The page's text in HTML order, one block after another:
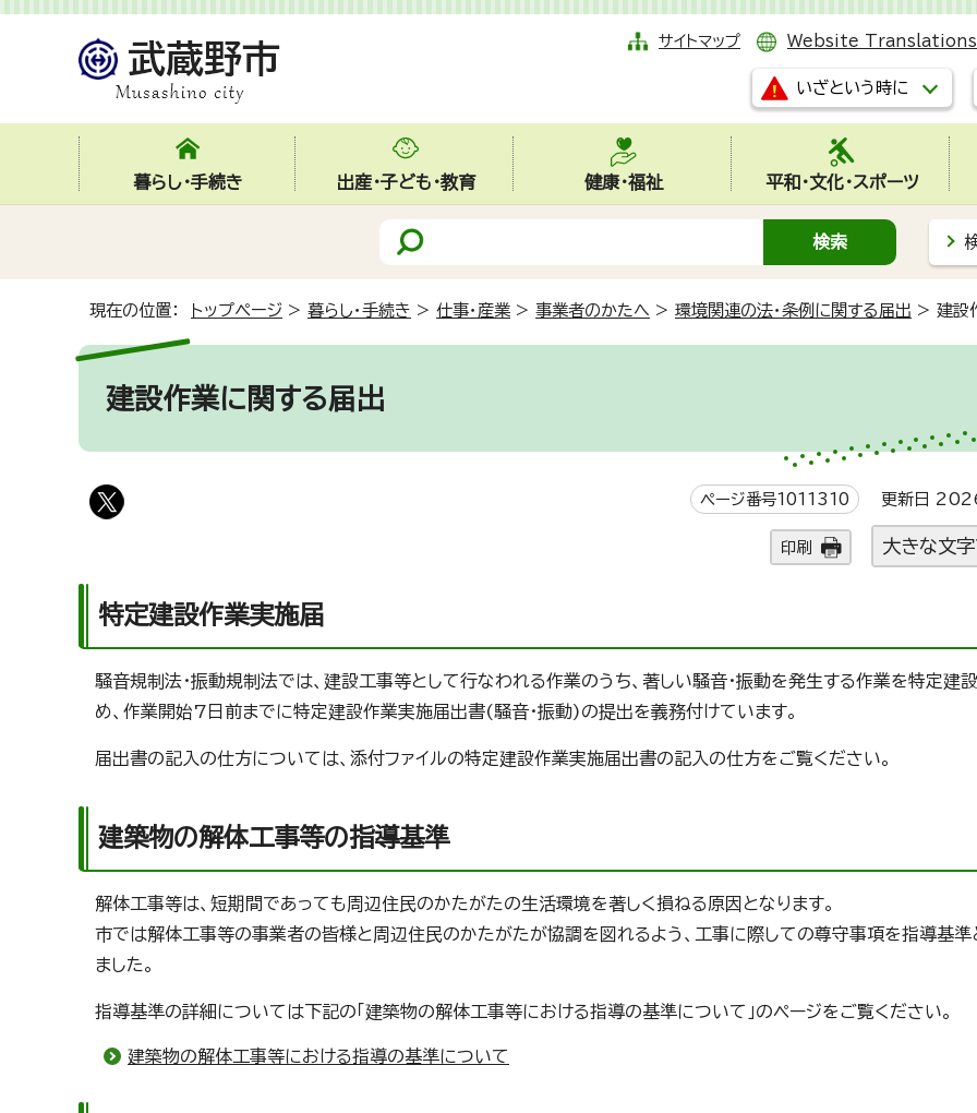
サイトマップ Website Translations
いざという時に
暮らし・手続き 出産・子ども・教育 健康・福祉 平和・文化・スポーツ
現在の位置： トップページ > 暮らし・手続き > 仕事・産業 > 事業者のかたへ > 環境関連の法・条例に関する届出 > 建設
建設作業に関する届出
ページ番号1011310 更新日
印刷 大きな文
特定建設作業実施届
騒音規制法・振動規制法では、建設工事等として行なわれる作業のうち、著しい騒音・振動を発生する作業を特定建
め、作業開始7日前までに特定建設作業実施届出書(騒音・振動)の提出を義務付けています。
届出書の記入の仕方については、添付ファイルの特定建設作業実施届出書の記入の仕方をご覧ください。
建築物の解体工事等の指導基準
解体工事等は、短期間であっても周辺住民のかたがたの生活環境を著しく損ねる原因となります。
市では解体工事等の事業者の皆様と周辺住民のかたがたが協調を図れるよう、工事に際しての尊守事項を指導基準
ました。
指導基準の詳細については下記の「建築物の解体工事等における指導の基準について」のページをご覧ください。
建築物の解体工事等における指導の基準について